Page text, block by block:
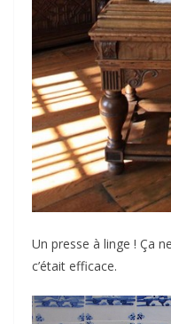
Un presse à linge ! Ça
c’était efficace.